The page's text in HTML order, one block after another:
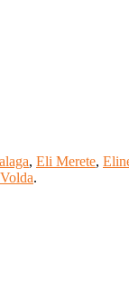
, Eli Merete,
Volda.